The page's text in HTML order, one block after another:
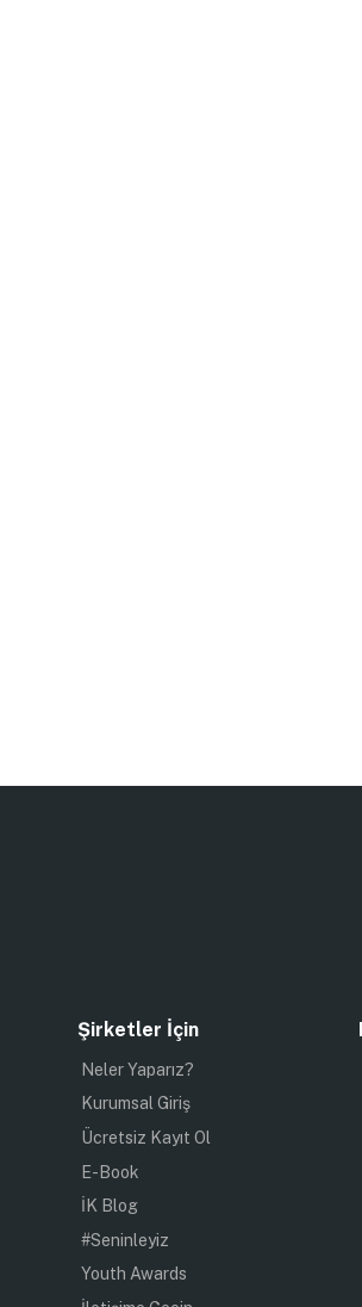
Şirketler İçin
Neler Yaparız?
Kurumsal Giriş
Ücretsiz Kayıt Ol
E-Book
İK Blog
#Seninleyiz
Youth Awards